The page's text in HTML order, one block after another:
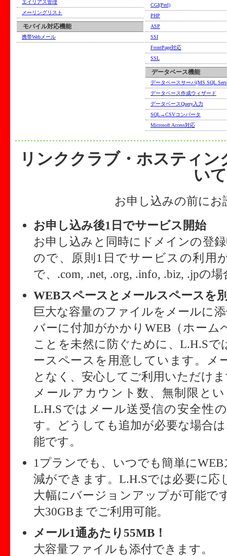
エイリアス管理
メーリングリスト
モバイル対応機能
携帯Webメール
CGI(Perl)
PHP
ASP
SSI
FrontPage対応
SSL
データベース機能
データベースサーバ(MS SQL
データベース作成ウィザード
データベースQuery入力
SQL→CSVコンバータ
Microsoft Access対応
リンククラブ・ホスティ
いて
お申し込みの前に
お申し込み後1日でサービス開始
お申し込みと同時にドメインの登
ので、原則1日でサービスの利用
で、.com, .net, .org, .info, .biz, .jpの場
WEBスペースとメールスペースを
巨大な容量のファイルをメールに
バーに付加がかかりWEB（ホー
ことを未然に防ぐために、L.H.S
ースペースを用意しています。メ
となく、安心してご利用いただけ
メールアカウント数、無制限と
L.H.Sではメール送受信の安全性
す。どうしても追加が必要な場合
能です。
1プランでも、いつでも簡単に
減ができます。L.H.Sでは必要に
大幅にバージョンアップが可能で
大30GBまでご利用可能。
メール1通あたり55MB！
大容量ファイルも添付できます。